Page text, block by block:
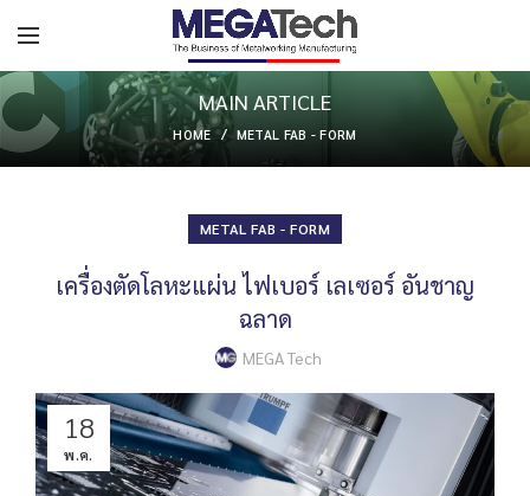
MAIN ARTICLE
HOME METAL FAB - FORM
METAL FAB - FORM
เครื่องตัดโลหะแผ่น ไฟเบอร์ เลเซอร์ อันชาญ
ฉลาด
MEGA Tech
18
พ.ค.